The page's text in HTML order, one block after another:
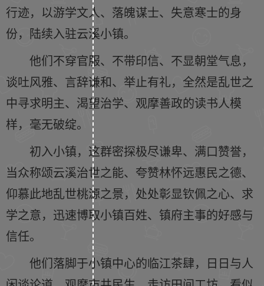
行迹，以游学文人、落魄谋士、失意寒士的身
份，陆续入驻云溪小镇。
他们不穿官服、不带印信、不显朝堂气息，
谈吐风雅、言辞谦和、举止有礼，全然是乱世之
中寻求明主、渴望治学、观摩善政的读书人模
样，毫无破绽。
初入小镇，这群密探极尽谦卑、满口赞誉，
当众称颂云溪治世之能、夸赞林怀远惠民之德、
仰慕此地乱世桃源之景，处处彰显钦佩之心、求
学之意，迅速博取小镇百姓、镇府主事的好感与
信任。
他们落脚于小镇中心的临江茶肆，日日与人